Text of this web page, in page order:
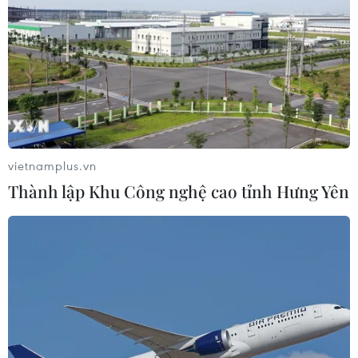
Hãng Walt Disney ký thỏa thuận
chưa từng có tiền lệ với TikTok
05/08/2026 13:31
Bế mạc Techfest Hải Phòng 2026:
Lan tỏa tinh thần đổi mới, khát vọng
xóa dấu vết, giả danh tính khi bị bắt
quả tang
vietnamplus.vn
Thành lập Khu Công nghệ cao tỉnh Hưng Yên